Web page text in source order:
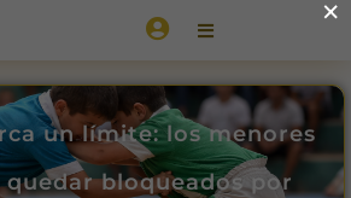
un límite: los menores
quedar bloqueados por
×